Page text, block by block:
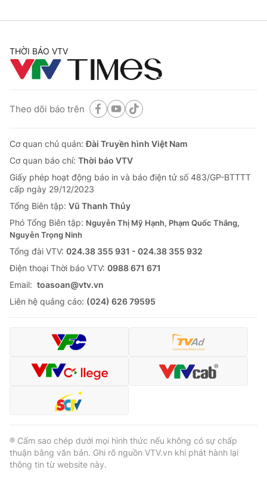
Thị trường
Dữ liệu và đời sống
Phim VTV
Nhân vật
Giải sao mai
Giải trí
Sao
Đời sống
Làm đẹp
Chất lượng cuộc sống
Giáo dục
Tuyển sinh
Học trực tuyến
Công nghệ
Hitech Công nghệ tương lai
Sản phẩm
Thị trường
Tư vấn
Giao lưu trực tuyến
Lịch phát sóng
Chuyên mục khác
Infographic
Shorts video
VTV Sức khoẻ Bất động sản
THỜI BÁO VTV
Theo dõi báo trên
Cơ quan chủ quản:Đài Truyền hình Việt Nam
Cơ quan báo chí: Thời báo VTV
Giấy phép hoạt động báo in và báo điện tử số 483/GP-BTTTT
cấp ngày 29/12/2023
Tổng Biên tập: Vũ Thanh Thủy
Phó Tổng Biên tập: Nguyễn Thị Mỹ Hạnh, Phạm Quốc Thắng,
Nguyễn Trọng Ninh
Tổng đài VTV: 024.38 355 931 - 024.38 355 932
Ðiện thoại Thời báo VTV: 0988 671 671
Email: toasoan@vtv.vn
Liên hệ quảng cáo: (024) 626 79595
® Cấm sao chép dưới mọi hình thức nếu không có sự chấp
thuận bằng văn bản. Ghi rõ nguồn VTV.vn khi phát hành lại
thông tin từ website này.